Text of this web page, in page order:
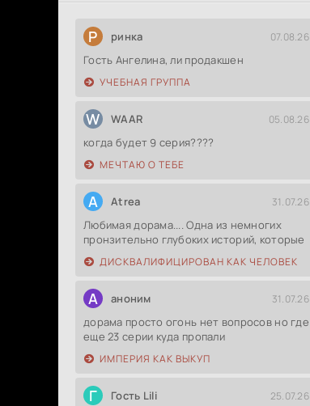
Р ринка 07.08.26
Гость Ангелина, ли продакшен
УЧЕБНАЯ ГРУППА
W WAAR 05.08.26
когда будет 9 серия????
МЕЧТАЮ О ТЕБЕ
A Atrea 31.07.26
Любимая дорама.... Одна из немногих
пронзительно глубоких историй, которые
ДИСКВАЛИФИЦИРОВАН КАК ЧЕЛОВЕК
А аноним 31.07.26
дорама просто огонь нет вопросов но где
еще 23 серии куда пропали
ИМПЕРИЯ КАК ВЫКУП
Г Гость Lili 25.07.26